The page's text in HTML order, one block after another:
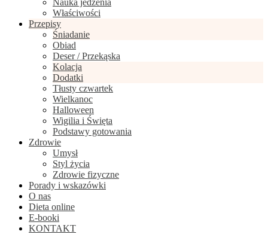
Nauka jedzenia
Właściwości
Przepisy
Śniadanie
Obiad
Deser / Przekąska
Kolacja
Dodatki
Tłusty czwartek
Wielkanoc
Halloween
Wigilia i Święta
Podstawy gotowania
Zdrowie
Umysł
Styl życia
Zdrowie fizyczne
Porady i wskazówki
O nas
Dieta online
E-booki
KONTAKT